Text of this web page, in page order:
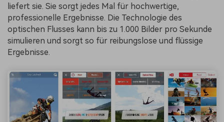
liefert sie. Sie sorgt jedes Mal für hochwertige,
professionelle Ergebnisse. Die Technologie des
optischen Flusses kann bis zu 1.000 Bilder pro Sekunde
simulieren und sorgt so für reibungslose und flüssige
Ergebnisse.